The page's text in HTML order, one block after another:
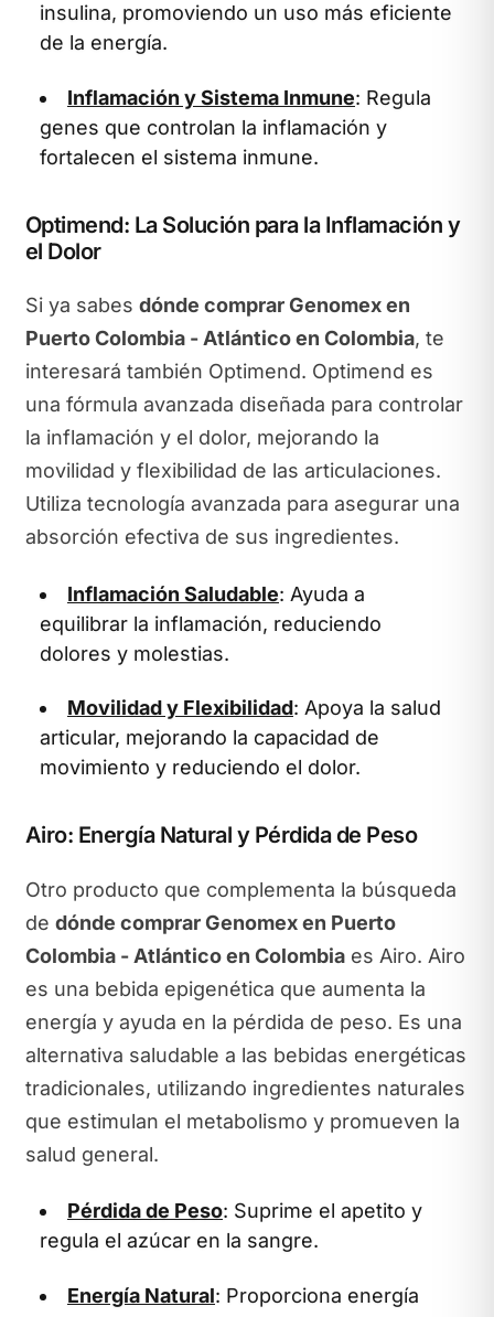
insulina, promoviendo un uso más eficiente
de la energía.
Inflamación y Sistema Inmune: Regula
genes que controlan la inflamación y
fortalecen el sistema inmune.
Optimend: La Solución para la Inflamación y
el Dolor
Si ya sabes dónde comprar Genomex en
Puerto Colombia - Atlántico en Colombia, te
interesará también Optimend. Optimend es
una fórmula avanzada diseñada para controlar
la inflamación y el dolor, mejorando la
movilidad y flexibilidad de las articulaciones.
Utiliza tecnología avanzada para asegurar una
absorción efectiva de sus ingredientes.
Inflamación Saludable: Ayuda a
equilibrar la inflamación, reduciendo
dolores y molestias.
Movilidad y Flexibilidad: Apoya la salud
articular, mejorando la capacidad de
movimiento y reduciendo el dolor.
Airo: Energía Natural y Pérdida de Peso
Otro producto que complementa la búsqueda
de dónde comprar Genomex en Puerto
Colombia - Atlántico en Colombiaes Airo. Airo
es una bebida epigenética que aumenta la
energía y ayuda en la pérdida de peso. Es una
alternativa saludable a las bebidas energéticas
tradicionales, utilizando ingredientes naturales
que estimulan el metabolismo y promueven la
salud general.
Pérdida de Peso: Suprime el apetito y
regula el azúcar en la sangre.
Energía Natural: Proporciona energía